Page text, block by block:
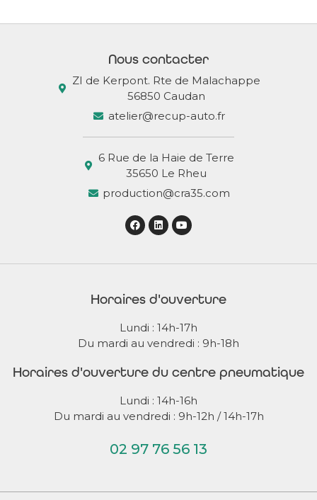
Nous contacter
ZI de Kerpont. Rte de Malachappe
56850 Caudan
atelier@recup-auto.fr
6 Rue de la Haie de Terre
35650 Le Rheu
production@cra35.com
Horaires d'ouverture
Lundi : 14h-17h
Du mardi au vendredi : 9h-18h
Horaires d'ouverture du centre pneumatique
Lundi : 14h-16h
Du mardi au vendredi : 9h-12h / 14h-17h
02 97 76 56 13